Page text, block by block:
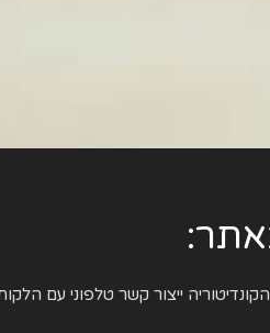
ייצור קשר טלפוני עם